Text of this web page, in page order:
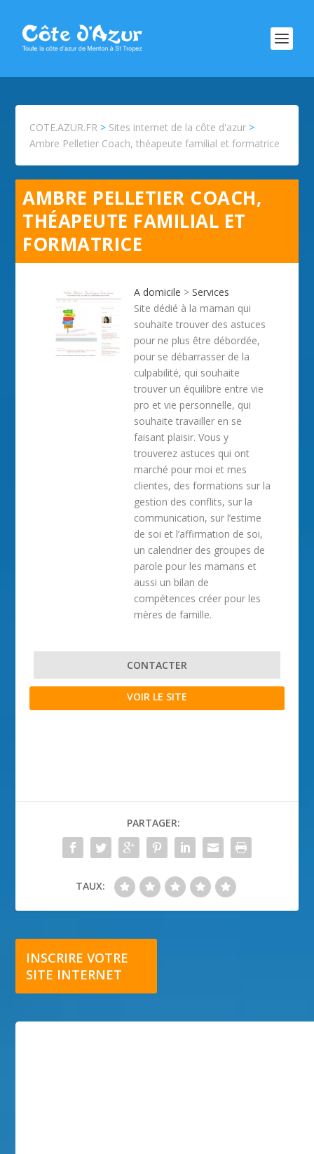
COTE.AZUR.FR > Sites internet de la côte d'azur >
Ambre Pelletier Coach, théapeute familial et formatrice
AMBRE PELLETIER COACH,
THÉAPEUTE FAMILIAL ET
FORMATRICE
A domicile >Services
Site dédié à la maman qui
souhaite trouver des astuces
pour ne plus être débordée,
pour se débarrasser de la
culpabilité, qui souhaite
trouver un équilibre entre vie
pro et vie personnelle, qui
souhaite travailler en se
faisant plaisir. Vous y
trouverez astuces qui ont
marché pour moi et mes
clientes, des formations sur la
gestion des conflits, sur la
communication, sur l’estime
de soi et l’affirmation de soi,
un calendrier des groupes de
parole pour les mamans et
aussi un bilan de
compétences créer pour les
mères de famille.
CONTACTER
VOIR LE SITE
PARTAGER:
TAUX:
INSCRIRE VOTRE
SITE INTERNET